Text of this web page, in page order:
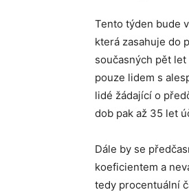
Tento týden bude
která zasahuje do
současných pět
pouze lidem s
lidé žádající o
dob pak až 35 let
Dále by se
koeficientem a
tedy procentuální